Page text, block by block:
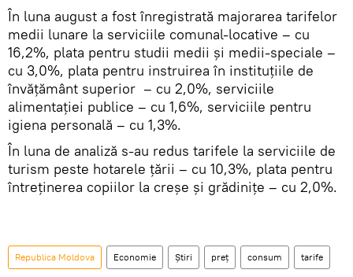
În luna august a fost înregistrată majorarea tarifelor
medii lunare la serviciile comunal-locative – cu
16,2%, plata pentru studii medii şi medii-speciale –
cu 3,0%, plata pentru instruirea în instituţiile de
învăţământ superior – cu 2,0%, serviciile
alimentaţiei publice – cu 1,6%, serviciile pentru
igiena personală – cu 1,3%.
În luna de analiză s-au redus tarifele la serviciile de
turism peste hotarele ţării – cu 10,3%, plata pentru
întreţinerea copiilor la creşe şi grădiniţe – cu 2,0%.
Republica Moldova Economie Știri preţ consum tarife